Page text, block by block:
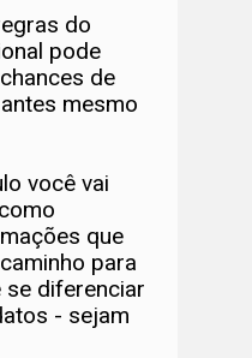
do
pode
de
mesmo
você vai
que
para
se diferenciar
- sejam